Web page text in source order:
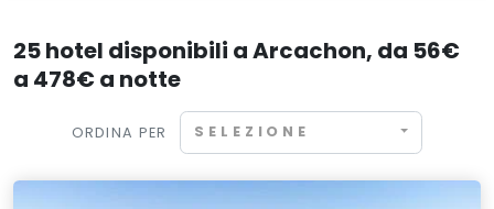
25 hotel disponibili a Arcachon, da 56€
a 478€ a notte
ORDINA PER SELEZIONE